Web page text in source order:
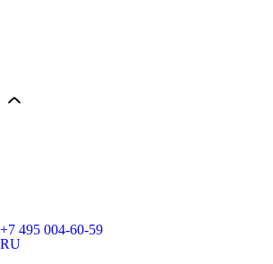
+7 495 004-60-59
RU